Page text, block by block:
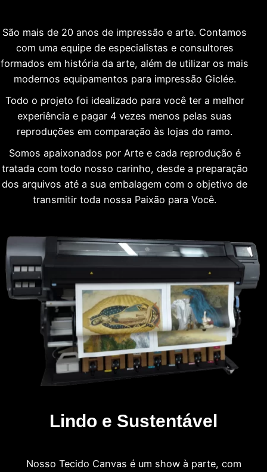
São mais de 20 anos de impressão e arte. Contamos
com uma equipe de especialistas e consultores
formados em história da arte, além de utilizar os mais
modernos equipamentos para impressão Giclée.
Todo o projeto foi idealizado para você ter a melhor
experiência e pagar 4 vezes menos pelas suas
reproduções em comparação às lojas do ramo.
Somos apaixonados por Arte e cada reprodução é
tratada com todo nosso carinho, desde a preparação
dos arquivos até a sua embalagem com o objetivo de
transmitir toda nossa Paixão para Você.
Lindo e Sustentável
Nosso Tecido Canvas é um show à parte, com